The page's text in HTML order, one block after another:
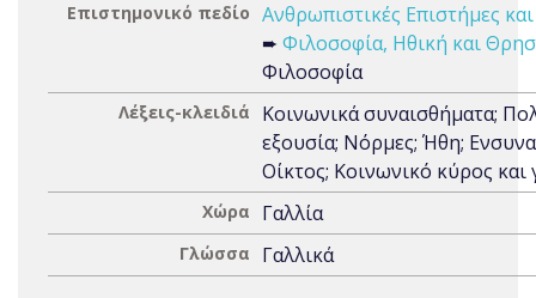
Επιστημονικό πεδίο Ανθρωπιστικές Επιστήμες
➨ Φιλοσοφία, Ηθική και
Φιλοσοφία
Λέξεις-κλειδιά
Κοινωνικά συναισθήματα;
εξουσία; Νόρμες; Ήθη;
Οίκτος; Κοινωνικό κύρος και
Χώρα Γαλλία
Γλώσσα Γαλλικά